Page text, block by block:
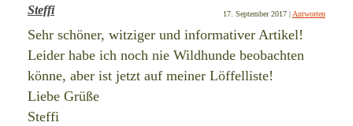
Steffi 17. September 2017 |Antworten
Sehr schöner, witziger und informativer Artikel!
Leider habe ich noch nie Wildhunde beobachten
könne, aber ist jetzt auf meiner Löffelliste!
Liebe Grüße
Steffi